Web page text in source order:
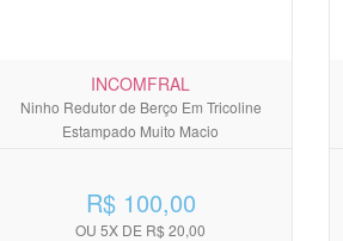
INCOMFRAL
Ninho Redutor de Berço Em Tricoline
Estampado Muito Macio
R$ 100,00
OU 5X DE R$ 20,00